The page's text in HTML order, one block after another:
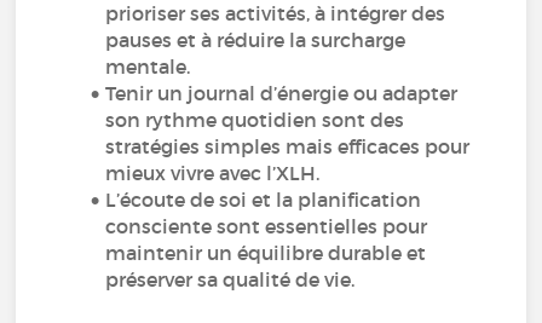
prioriser ses activités, à intégrer des
pauses et à réduire la surcharge
mentale.
Tenir un journal d’énergie ou adapter
son rythme quotidien sont des
stratégies simples mais efficaces pour
mieux vivre avec l’XLH.
L’écoute de soi et la planification
consciente sont essentielles pour
maintenir un équilibre durable et
préserver sa qualité de vie.